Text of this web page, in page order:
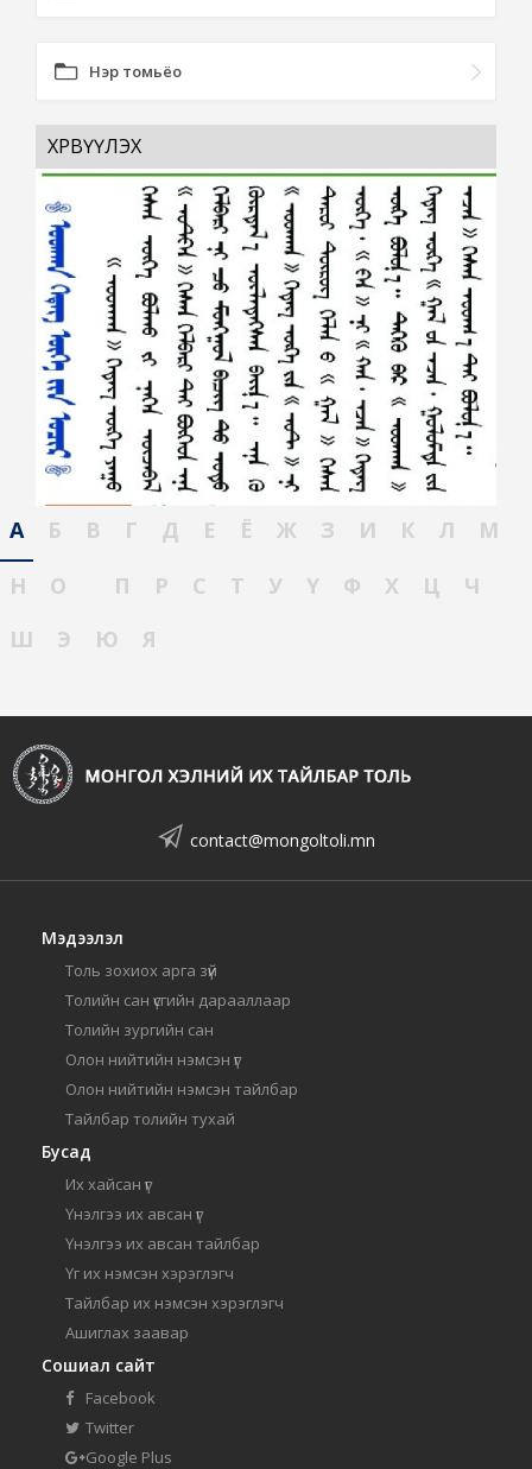
Нэр томьёо
ХӨРВҮҮЛЭХ
А Б В Г Д Е Ё Ж З И К Л
М
Н
О П Р С Т У Ү Ф Х Ц
Ч
Ш
Э Ю Я
contact@mongoltoli.mn
Мэдээлэл
Толь зохиох арга зүй
Толийн сан үсгийн дарааллаар
Толийн зургийн сан
Олон нийтийн нэмсэн үг
Олон нийтийн нэмсэн тайлбар
Тайлбар толийн тухай
Бусад
Их хайсан үг
Үнэлгээ их авсан үг
Үнэлгээ их авсан тайлбар
Үг их нэмсэн хэрэглэгч
Тайлбар их нэмсэн хэрэглэгч
Ашиглах заавар
Сошиал сайт
Facebook
Twitter
Google Plus